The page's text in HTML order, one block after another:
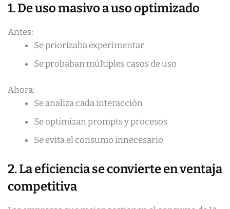
1. De uso masivo a uso optimizado
Antes:
Se priorizaba experimentar
Se probaban múltiples casos de uso
Ahora:
Se analiza cada interacción
Se optimizan prompts y procesos
Se evita el consumo innecesario
2. La eficiencia se convierte en ventaja
competitiva